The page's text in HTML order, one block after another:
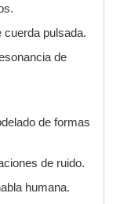
cuerda pulsada.
de
de formas
de ruido.
humana.